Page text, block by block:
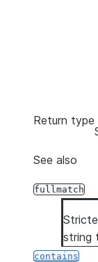
Return type
See also
fullmatch
string
contains